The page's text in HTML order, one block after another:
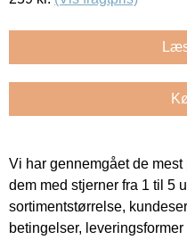
Vi har gennemgået de
dem med stjerner fra 1 til 5
sortimentstørrelse,
betingelser,